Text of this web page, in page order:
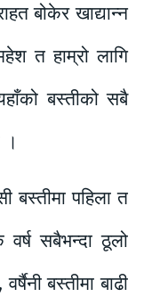
बोकेर खाद्यान्न
त हाम्रो लागि
बस्तीको सबै
।
बस्तीमा पहिला त
सबैभन्दा ठूलो
बस्तीमा बाढी